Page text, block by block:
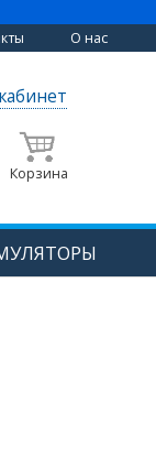
О нас
Корзина